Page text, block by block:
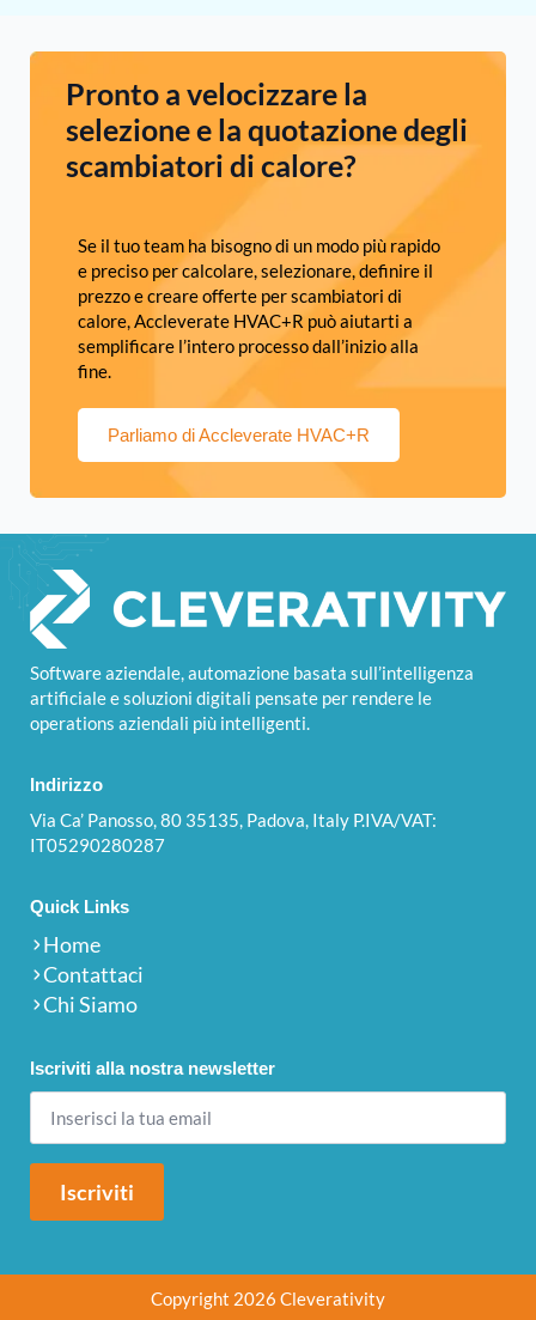
Pronto a velocizzare la
selezione e la quotazione degli
scambiatori di calore?
Se il tuo team ha bisogno di un modo più rapido
e preciso per calcolare, selezionare, definire il
prezzo e creare offerte per scambiatori di
calore, Accleverate HVAC+R può aiutarti a
semplificare l’intero processo dall’inizio alla
fine.
Parliamo di Accleverate HVAC+R
Software aziendale, automazione basata sull’intelligenza
artificiale e soluzioni digitali pensate per rendere le
operations aziendali più intelligenti.
Indirizzo
Via Ca’ Panosso, 80 35135, Padova, Italy P.IVA/VAT:
IT05290280287
Quick Links
Home
Contattaci
Chi Siamo
Iscriviti alla nostra newsletter
Iscriviti
Copyright 2026 Cleverativity